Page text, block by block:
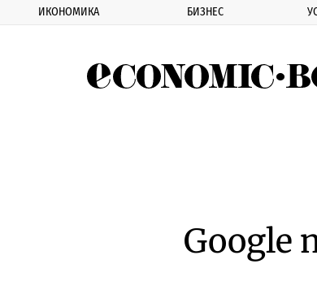
ИКОНОМИКА БИЗНЕС
Google